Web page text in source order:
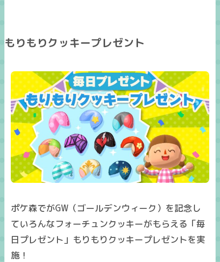
もりもりクッキープレゼント
ポケ森でがGW（ゴールデンウィーク）を記念し
ていろんなフォーチュンクッキーがもらえる「毎
日プレゼント」もりもりクッキープレゼントを実
施！